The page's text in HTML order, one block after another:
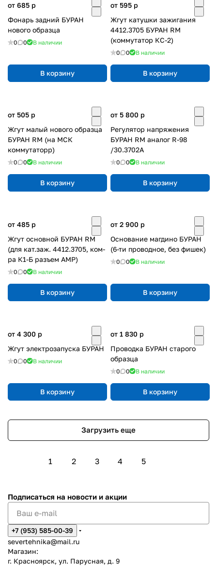
от 685 p
Фонарь задний БУРАН
нового образца
0 0 В наличии
В корзину
от 595 p
Жгут катушки зажигания
4412.3705 БУРАН RM
(коммутатор КС-2)
0 0 В наличии
В корзину
от 505 p
Жгут малый нового образца
БУРАН RM (на МСК
коммутаторр)
0 0 В наличии
В корзину
от 5 800 p
Регулятор напряжения
БУРАН RM аналог R-98
/30.3702А
0 0 В наличии
В корзину
от 485 p
Жгут основной БУРАН RM
(для кат.заж. 4412.3705, ком-
ра К1-Б разъем АМР)
0 0 В наличии
В корзину
от 2 900 p
Основание магдино БУРАН
(6-ти проводное, без фишек)
0 0 В наличии
В корзину
от 4 300 p
Жгут электрозапуска БУРАН
0 0 В наличии
В корзину
от 1 830 p
Проводка БУРАН старого
образца
0 0 В наличии
В корзину
Загрузить еще
1 2 3 4 5
Подписаться на новости и акции
+7 (953) 585-00-39
severtehnika@mail.ru
Магазин:
г. Красноярск, ул. Парусная, д. 9